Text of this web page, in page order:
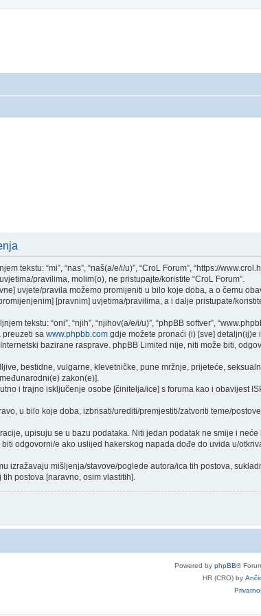
tekstu: “mi”, “nas”, “naš(a/e/i/u)”, “CroL Forum”, “https://
pravilima, molim(o), ne pristupajte/koristite “CroL Forum”.
uvjete/pravila možemo promijeniti u bilo koje doba, a o čemu
[pravnim] uvjetima/pravilima, a i dalje pristupate/
tekstu: “oni”, “njih”, “njihov(a/e/i/u)”, “phpBB softver”,
preuzeti sa www.phpbb.com gdje možete pronaći (i) [sve] detaljn(ij)e
bazirane rasprave. phpBB Limited nije, niti može biti,
bestidne, vulgarne, klevetničke, pune mržnje, prijeteće,
zakon(e)].
i trajno isključenje osobe [činitelja/ice] s foruma kao i obavijest
u bilo koje doba, izbrisati/urediti/premjestiti/zatvoriti teme/
upisuju se u bazu podataka. Niti jedan podatak ne smije i
biti odgovorni/e ako uslijed hakerskog napada dođe do uvida u/
izražavaju mišljenja/stavove/poglede autora/ica tih postova,
postova [naravno, osim vlastitih].
Powered by phpBB®
HR (CRO) by